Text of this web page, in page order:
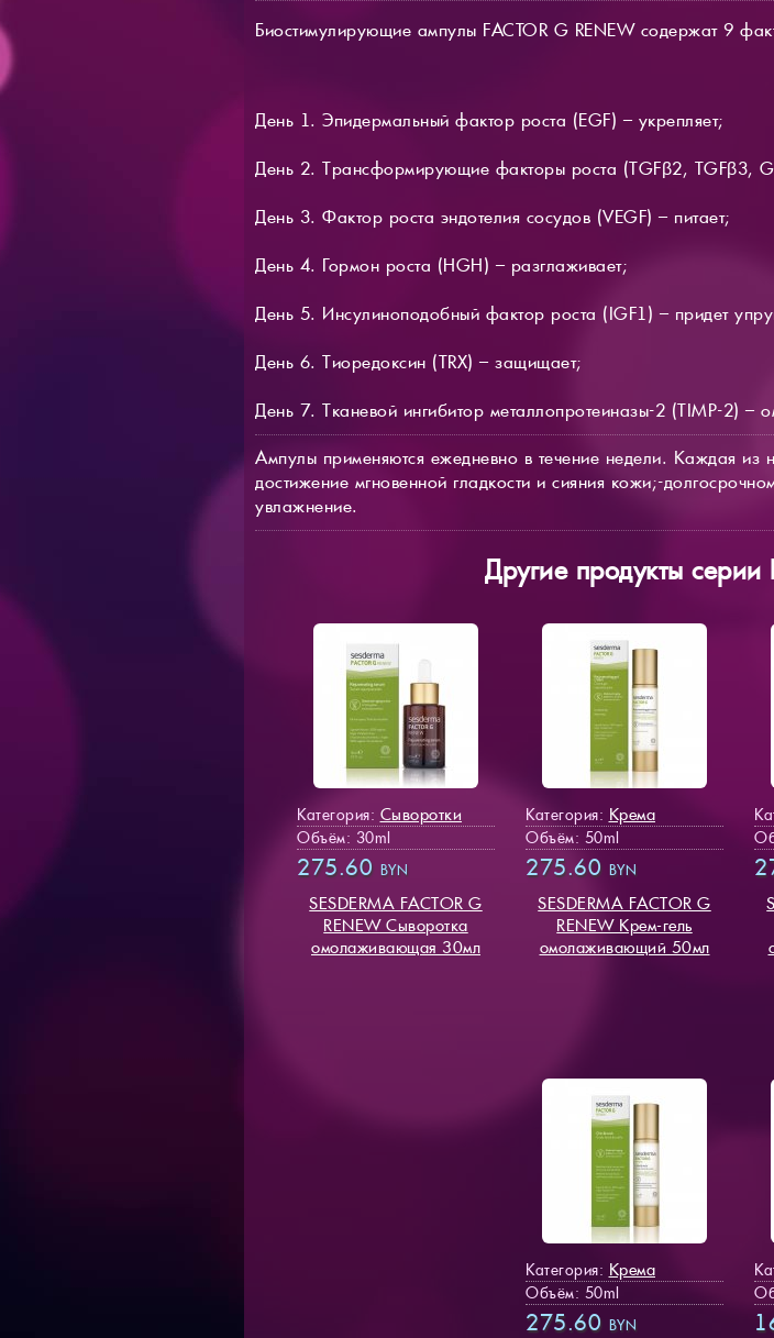
Биостимулирующие ампулы FACTOR G RENEW содержат 9
День 1. Эпидермальный фактор роста (EGF) – укрепляет;
День 2. Трансформирующие факторы роста (TGFβ2, TGFβ3,
День 3. Фактор роста эндотелия сосудов (VEGF) – питает;
День 4. Гормон роста (HGH) – разглаживает;
День 5. Инсулиноподобный фактор роста (IGF1) – придет
День 6. Тиоредоксин (TRX) – защищает;
День 7. Тканевой ингибитор металлопротеиназы-2 (TIMP-2) –
Ампулы применяются ежедневно в течение недели. Каждая из
достижение мгновенной гладкости и сияния кожи;-
увлажнение.
Другие продукты серии
Категория: Сыворотки
Объём: 30ml
275.60 BYN
SESDERMA FACTOR G
RENEW Сыворотка
омолаживающая 30мл
Категория: Крема
Объём: 50ml
275.60 BYN
SESDERMA FACTOR G
RENEW Крем-гель
омолаживающий 50мл
Категория: Крема
Объём: 50ml
275.60 BYN